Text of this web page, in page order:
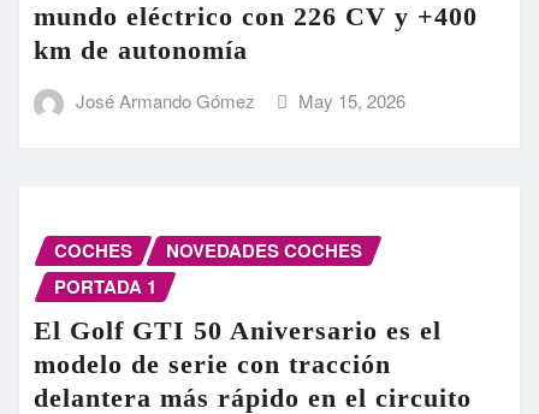
mundo eléctrico con 226 CV y +400
km de autonomía
José Armando Gómez May 15, 2026
COCHES
NOVEDADES COCHES
PORTADA 1
El Golf GTI 50 Aniversario es el
modelo de serie con tracción
delantera más rápido en el circuito